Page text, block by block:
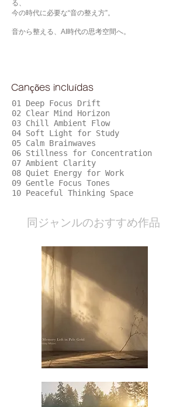
る、
今の時代に必要な“音の整え方”。
音から整える、AI時代の思考空間へ。
Canções incluídas
01 Deep Focus Drift
02 Clear Mind Horizon
03 Chill Ambient Flow
04 Soft Light for Study
05 Calm Brainwaves
06 Stillness for Concentration
07 Ambient Clarity
08 Quiet Energy for Work
09 Gentle Focus Tones
10 Peaceful Thinking Space
​同ジャンルのおすすめ作品